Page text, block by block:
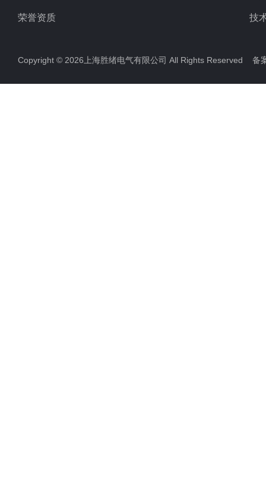
荣誉资质 技
Copyright © 2026上海胜绪电气有限公司 All Rights Reserved 备